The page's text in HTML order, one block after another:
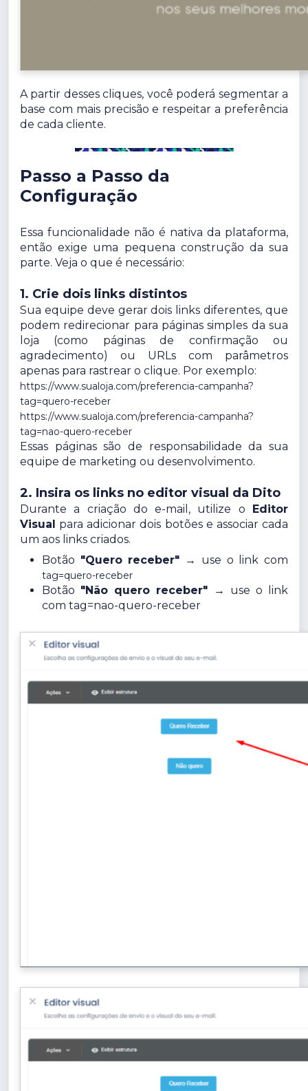
A partir desses cliques, você poderá segmentar a
base com mais precisão e respeitar a preferência
de cada cliente.
Passo a Passo da
Configuração
Essa funcionalidade não é nativa da plataforma,
então exige uma pequena construção da sua
parte. Veja o que é necessário:
1. Crie dois links distintos
Sua equipe deve gerar dois links diferentes, que
podem redirecionar para páginas simples da sua
loja (como páginas de confirmação ou
agradecimento) ou URLs com parâmetros
apenas para rastrear o clique. Por exemplo:
https://www.sualoja.com/preferencia-campanha?
tag=quero-receber
https://www.sualoja.com/preferencia-campanha?
tag=nao-quero-receber
Essas páginas são de responsabilidade da sua
equipe de marketing ou desenvolvimento.
2. Insira os links no editor visual da Dito
Durante a criação do e-mail, utilize o
Editor
Visual
para adicionar dois botões e associar cada
um aos links criados.
Botão "Quero receber" → use o link com
tag=quero-receber
Botão "Não quero receber" → use o link
com tag=nao-quero-receber